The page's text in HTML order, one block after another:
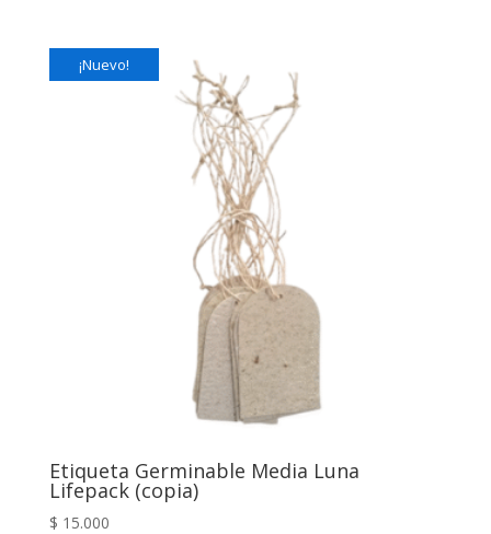
¡Nuevo!
Etiqueta Germinable Media Luna
Lifepack (copia)
$ 15.000